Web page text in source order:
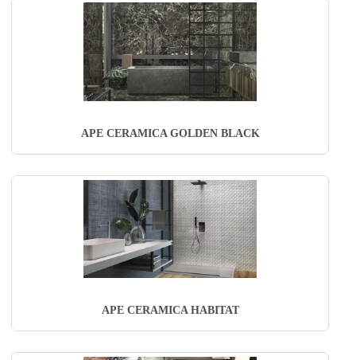
APE CERAMICA GOLDEN BLACK
APE CERAMICA HABITAT